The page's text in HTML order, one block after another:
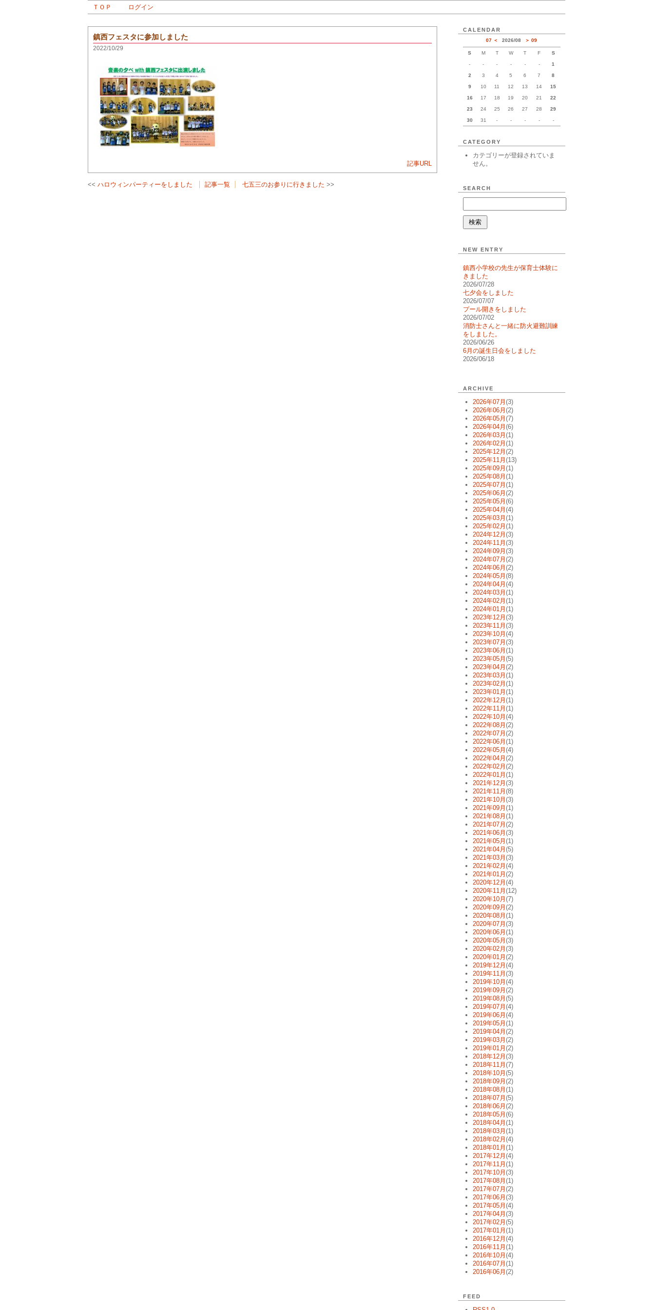
ＴＯＰ ログイン
鎮西フェスタに参加しました
2022/10/29
記事URL
ハロウィンパーティーをしました 記事一覧 七五三のお参りに行きました
CALENDAR
07 2026/08 09
S M T W T F S
- - - - - - 1
2 3 4 5 6 7 8
9 10 11 12 13 14 15
16 17 18 19 20 21 22
23 24 25 26 27 28 29
30 31 - - - - -
CATEGORY
カテゴリーが登録されていま
せん。
SEARCH
NEW ENTRY
鎮西小学校の先生が保育士体験に
きました
2026/07/28
七夕会をしました
2026/07/07
プール開きをしました
2026/07/02
消防士さんと一緒に防火避難訓練
をしました。
2026/06/26
6月の誕生日会をしました
2026/06/18
ARCHIVE
2026年07月 (3)
2026年06月 (2)
2026年05月 (7)
2026年04月 (6)
2026年03月 (1)
2026年02月 (1)
2025年12月 (2)
2025年11月 (13)
2025年09月 (1)
2025年08月 (1)
2025年07月 (1)
2025年06月 (2)
2025年05月 (6)
2025年04月 (4)
2025年03月 (1)
2025年02月 (1)
2024年12月 (3)
2024年11月 (3)
2024年09月 (3)
2024年07月 (2)
2024年06月 (2)
2024年05月 (8)
2024年04月 (4)
2024年03月 (1)
2024年02月 (1)
2024年01月 (1)
2023年12月 (3)
2023年11月 (3)
2023年10月 (4)
2023年07月 (3)
2023年06月 (1)
2023年05月 (5)
2023年04月 (2)
2023年03月 (1)
2023年02月 (1)
2023年01月 (1)
2022年12月 (1)
2022年11月 (1)
2022年10月 (4)
2022年08月 (2)
2022年07月 (2)
2022年06月 (1)
2022年05月 (4)
2022年04月 (2)
2022年02月 (2)
2022年01月 (1)
2021年12月 (3)
2021年11月 (8)
2021年10月 (3)
2021年09月 (1)
2021年08月 (1)
2021年07月 (2)
2021年06月 (3)
2021年05月 (1)
2021年04月 (5)
2021年03月 (3)
2021年02月 (4)
2021年01月 (2)
2020年12月 (4)
2020年11月 (12)
2020年10月 (7)
2020年09月 (2)
2020年08月 (1)
2020年07月 (3)
2020年06月 (1)
2020年05月 (3)
2020年02月 (3)
2020年01月 (2)
2019年12月 (4)
2019年11月 (3)
2019年10月 (4)
2019年09月 (2)
2019年08月 (5)
2019年07月 (4)
2019年06月 (4)
2019年05月 (1)
2019年04月 (2)
2019年03月 (2)
2019年01月 (2)
2018年12月 (3)
2018年11月 (7)
2018年10月 (5)
2018年09月 (2)
2018年08月 (1)
2018年07月 (5)
2018年06月 (2)
2018年05月 (6)
2018年04月 (1)
2018年03月 (1)
2018年02月 (4)
2018年01月 (1)
2017年12月 (4)
2017年11月 (1)
2017年10月 (3)
2017年08月 (1)
2017年07月 (2)
2017年06月 (3)
2017年05月 (4)
2017年04月 (3)
2017年02月 (5)
2017年01月 (1)
2016年12月 (4)
2016年11月 (1)
2016年10月 (4)
2016年07月 (1)
2016年06月 (2)
FEED